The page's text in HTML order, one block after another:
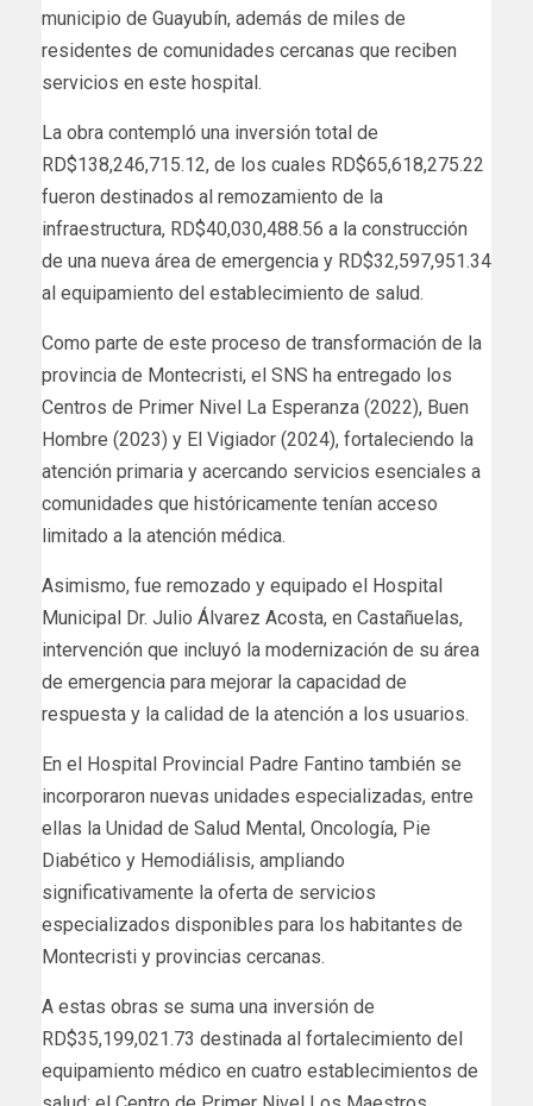
municipio de Guayubín, además de miles de
residentes de comunidades cercanas que reciben
servicios en este hospital.
La obra contempló una inversión total de
RD$138,246,715.12, de los cuales RD$65,618,275.22
fueron destinados al remozamiento de la
infraestructura, RD$40,030,488.56 a la construcción
de una nueva área de emergencia y RD$32,597,951.34
al equipamiento del establecimiento de salud.
Como parte de este proceso de transformación de la
provincia de Montecristi, el SNS ha entregado los
Centros de Primer Nivel La Esperanza (2022), Buen
Hombre (2023) y El Vigiador (2024), fortaleciendo la
atención primaria y acercando servicios esenciales a
comunidades que históricamente tenían acceso
limitado a la atención médica.
Asimismo, fue remozado y equipado el Hospital
Municipal Dr. Julio Álvarez Acosta, en Castañuelas,
intervención que incluyó la modernización de su área
de emergencia para mejorar la capacidad de
respuesta y la calidad de la atención a los usuarios.
En el Hospital Provincial Padre Fantino también se
incorporaron nuevas unidades especializadas, entre
ellas la Unidad de Salud Mental, Oncología, Pie
Diabético y Hemodiálisis, ampliando
significativamente la oferta de servicios
especializados disponibles para los habitantes de
Montecristi y provincias cercanas.
A estas obras se suma una inversión de
RD$35,199,021.73 destinada al fortalecimiento del
equipamiento médico en cuatro establecimientos de